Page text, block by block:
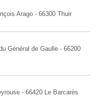
Arago - 66300 Thuir
Général de Gaulle - 66200
- 66420 Le Barcarès